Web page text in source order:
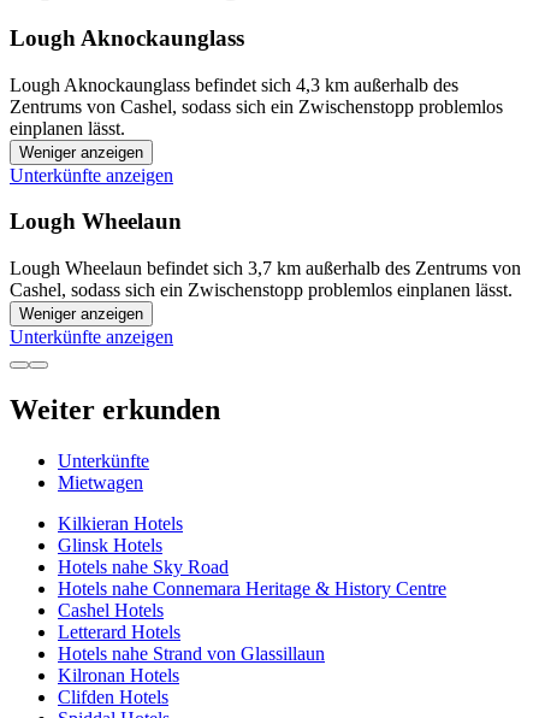
Lough Aknockaunglass
Lough Aknockaunglass befindet sich 4,3 km außerhalb des
Zentrums von Cashel, sodass sich ein Zwischenstopp problemlos
einplanen lässt.
Weniger anzeigen
Unterkünfte anzeigen
Lough Wheelaun
Lough Wheelaun befindet sich 3,7 km außerhalb des Zentrums von
Cashel, sodass sich ein Zwischenstopp problemlos einplanen lässt.
Weniger anzeigen
Unterkünfte anzeigen
Weiter erkunden
Unterkünfte
Mietwagen
Kilkieran Hotels
Glinsk Hotels
Hotels nahe Sky Road
Hotels nahe Connemara Heritage & History Centre
Cashel Hotels
Letterard Hotels
Hotels nahe Strand von Glassillaun
Kilronan Hotels
Clifden Hotels